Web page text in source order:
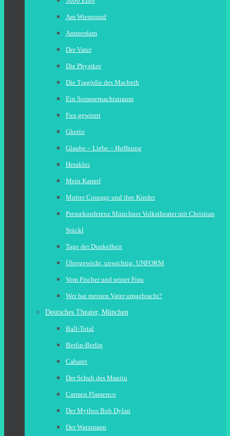
Am Wiesnrand
Amsterdam
Der Vater
Die Physiker
Die Tragödie des Macbeth
Ein Sommernachtstraum
Fux gewinnt
Ghetto
Glaube – Liebe – Hoffnung
Herakles
Mein Kampf
Mutter Courage und ihre Kinder
Pressekonferenz Münchner Volkstheater mit Christian
Stückl
Tage der Dunkelheit
Übergewicht, unwichtig: UNFORM
Vom Fischer und seiner Frau
Wer hat meinen Vater umgebracht?
Deutsches Theater, München
Ball-Total
Berlin-Berlin
Cabaret
Der Schuh des Manitu
Carmen Flamenco
Der Mythos Bob Dylan
Der Watzmann